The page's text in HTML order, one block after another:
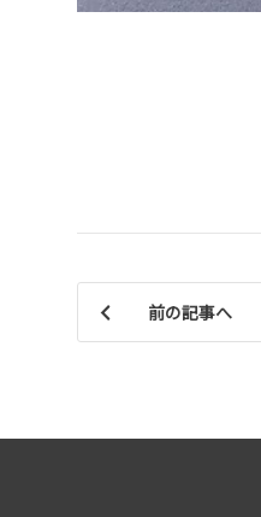
前の記事へ